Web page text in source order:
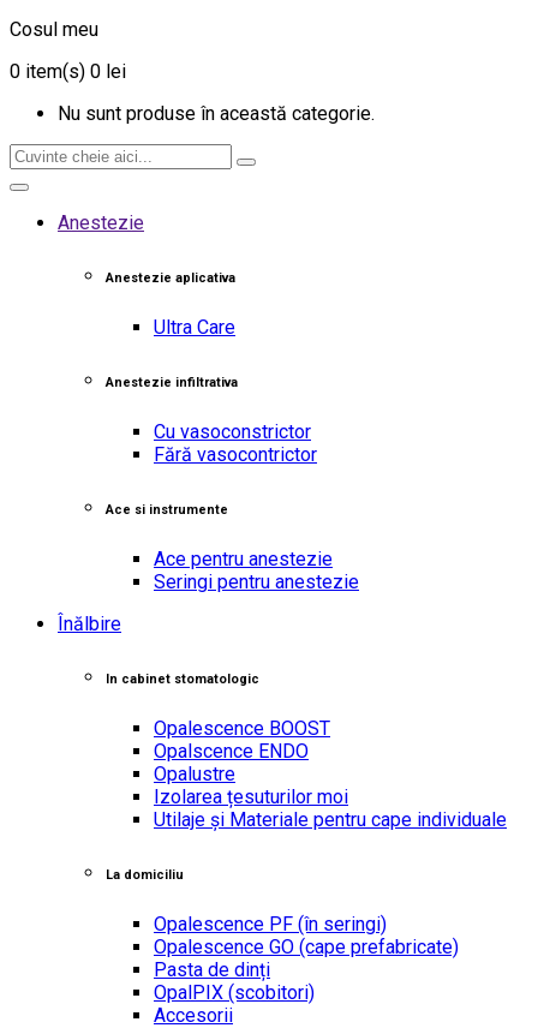
Cosul meu
0 item(s) 0 lei
Nu sunt produse în această categorie.
Anestezie
Anestezie aplicativa
Ultra Care
Anestezie infiltrativa
Cu vasoconstrictor
Fără vasocontrictor
Ace si instrumente
Ace pentru anestezie
Seringi pentru anestezie
Înălbire
In cabinet stomatologic
Opalescence BOOST
Opalscence ENDO
Opalustre
Izolarea țesuturilor moi
Utilaje și Materiale pentru cape individuale
La domiciliu
Opalescence PF (în seringi)
Opalescence GO (cape prefabricate)
Pasta de dinți
OpalPIX (scobitori)
Accesorii